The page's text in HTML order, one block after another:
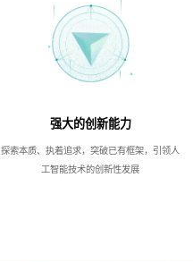
强大的创新能力
探索本质、执着追求，突破已有框架，引领人
工智能技术的创新性发展